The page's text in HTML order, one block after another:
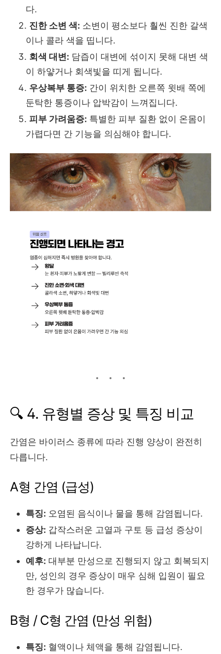
다.
진한 소변 색: 소변이 평소보다 훨씬 진한 갈색
이나 콜라 색을 띱니다.
회색 대변: 담즙이 대변에 섞이지 못해 대변 색
이 하얗거나 회색빛을 띠게 됩니다.
우상복부 통증: 간이 위치한 오른쪽 윗배 쪽에
둔탁한 통증이나 압박감이 느껴집니다.
피부 가려움증: 특별한 피부 질환 없이 온몸이
가렵다면 간 기능을 의심해야 합니다.
🔍 4. 유형별 증상 및 특징 비교
간염은 바이러스 종류에 따라 진행 양상이 완전히
다릅니다.
A형 간염 (급성)
특징: 오염된 음식이나 물을 통해 감염됩니다.
증상: 갑작스러운 고열과 구토 등 급성 증상이
강하게 나타납니다.
예후: 대부분 만성으로 진행되지 않고 회복되지
만, 성인의 경우 증상이 매우 심해 입원이 필요
한 경우가 많습니다.
B형 / C형 간염 (만성 위험)
특징: 혈액이나 체액을 통해 감염됩니다.